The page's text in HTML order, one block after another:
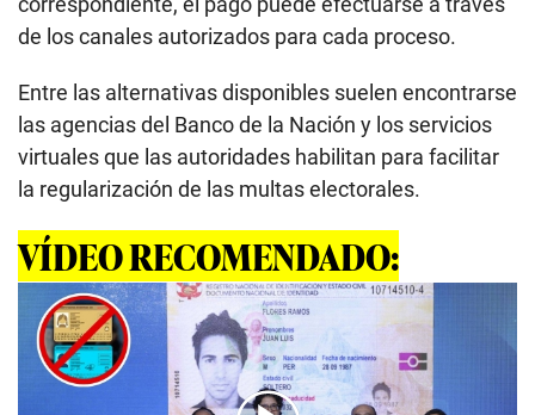
de los canales autorizados para cada proceso.
Entre las alternativas disponibles suelen encontrarse
las agencias del Banco de la Nación y los servicios
virtuales que las autoridades habilitan para facilitar
la regularización de las multas electorales.
VÍDEO RECOMENDADO: